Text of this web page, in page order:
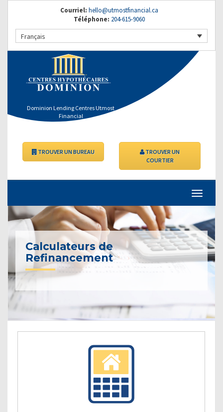
Courriel: hello@utmostfinancial.ca
Téléphone: 204-615-9060
Français
Dominion Lending Centres Utmost
Financial
TROUVER UN BUREAU
TROUVER UN
COURTIER
Calculateurs de
Refinancement